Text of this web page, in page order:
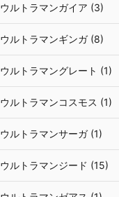
ウルトラマンガイア (3)
ウルトラマンギンガ (8)
ウルトラマングレート (1)
ウルトラマンコスモス (1)
ウルトラマンサーガ (1)
ウルトラマンジード (15)